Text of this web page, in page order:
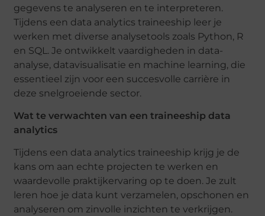
gegevens te analyseren en te interpreteren.
Tijdens een data analytics traineeship leer je
werken met diverse analysetools zoals Python, R
en SQL. Je ontwikkelt vaardigheden in data-
analyse, datavisualisatie en machine learning, die
essentieel zijn voor een succesvolle carrière in
deze snelgroeiende sector.
Wat te verwachten van een traineeship data
analytics
Tijdens een data analytics traineeship krijg je de
kans om aan echte projecten te werken en
waardevolle praktijkervaring op te doen. Je zult
leren hoe je data kunt verzamelen, opschonen en
analyseren om zinvolle inzichten te verkrijgen.